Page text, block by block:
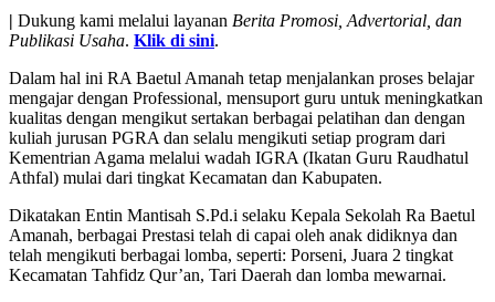
| Dukung kami melalui layanan Berita Promosi, Advertorial, dan
Publikasi Usaha. Klik di sini.
Dalam hal ini RA Baetul Amanah tetap menjalankan proses belajar
mengajar dengan Professional, mensuport guru untuk meningkatkan
kualitas dengan mengikut sertakan berbagai pelatihan dan dengan
kuliah jurusan PGRA dan selalu mengikuti setiap program dari
Kementrian Agama melalui wadah IGRA (Ikatan Guru Raudhatul
Athfal) mulai dari tingkat Kecamatan dan Kabupaten.
Dikatakan Entin Mantisah S.Pd.i selaku Kepala Sekolah Ra Baetul
Amanah, berbagai Prestasi telah di capai oleh anak didiknya dan
telah mengikuti berbagai lomba, seperti: Porseni, Juara 2 tingkat
Kecamatan Tahfidz Qur’an, Tari Daerah dan lomba mewarnai.